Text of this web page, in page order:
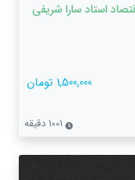
استاد سارا شریفی
1,500,000 تومان